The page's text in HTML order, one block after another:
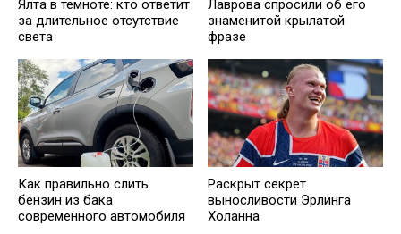
Ялта в темноте: кто ответит
за длительное отсутствие
света
Лаврова спросили об его
знаменитой крылатой
фразе
Как правильно слить
бензин из бака
современного автомобиля
Раскрыт секрет
выносливости Эрлинга
Холанна